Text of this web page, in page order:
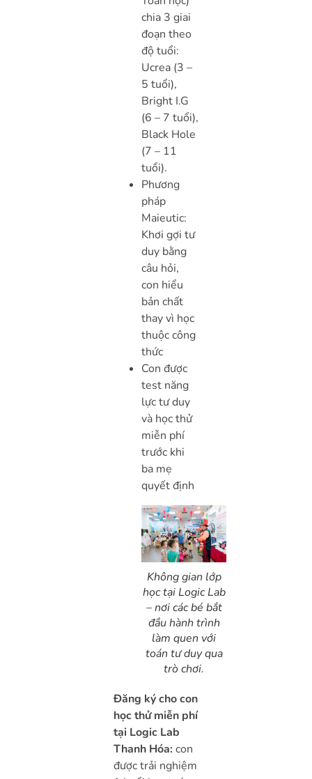
chia 3 giai
đoạn theo
độ tuổi:
Ucrea (3 –
5 tuổi),
Bright I.G
(6 – 7 tuổi),
Black Hole
(7 – 11
tuổi).
Phương
pháp
Maieutic:
Khơi gợi tư
duy bằng
câu hỏi,
con hiểu
bản chất
thay vì học
thuộc công
thức
Con được
test năng
lực tư duy
và học thử
miễn phí
trước khi
ba mẹ
quyết định
Không gian lớp
học tại Logic Lab
– nơi các bé bắt
đầu hành trình
làm quen với
toán tư duy qua
trò chơi.
Đăng ký cho con
học thử miễn phí
tại Logic Lab
Thanh Hóa:con
được trải nghiệm